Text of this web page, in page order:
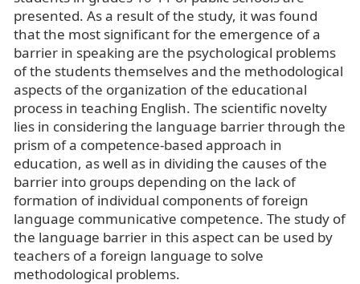
presented. As a result of the study, it was found
that the most significant for the emergence of a
barrier in speaking are the psychological problems
of the students themselves and the methodological
aspects of the organization of the educational
process in teaching English. The scientific novelty
lies in considering the language barrier through the
prism of a competence-based approach in
education, as well as in dividing the causes of the
barrier into groups depending on the lack of
formation of individual components of foreign
language communicative competence. The study of
the language barrier in this aspect can be used by
teachers of a foreign language to solve
methodological problems.